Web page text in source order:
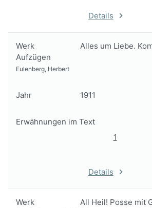
Details
Werk
Alles um Liebe.
Aufzügen
Eulenberg, Herbert
Jahr 1911
Erwähnungen im Text
1
Details
Werk
All Heil! Posse mit